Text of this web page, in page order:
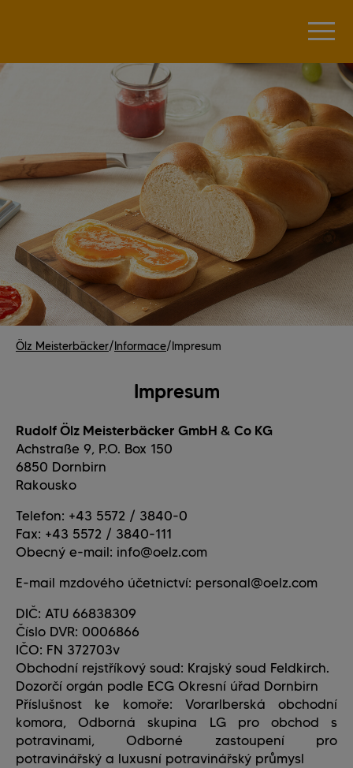
Ölz Meisterbäcker/ Informace/ Impresum
Impresum
Rudolf Ölz Meisterbäcker GmbH & Co KG
Achstraße 9, P.O. Box 150
6850 Dornbirn
Rakousko
Telefon: +43 5572 / 3840-0
Fax: +43 5572 / 3840-111
Obecný e-mail: info@oelz.com
E-mail mzdového účetnictví: personal@oelz.com
DIČ: ATU 66838309
Číslo DVR: 0006866
IČO: FN 372703v
Obchodní rejstříkový soud: Krajský soud Feldkirch.
Dozorčí orgán podle ECG Okresní úřad Dornbirn
Příslušnost ke komoře: Vorarlberská obchodní
komora, Odborná skupina LG pro obchod s
potravinami, Odborné zastoupení pro
potravinářský a luxusní potravinářský průmysl